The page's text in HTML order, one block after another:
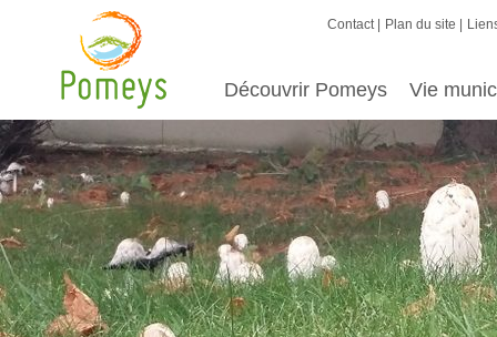
Contact Plan du site
Découvrir Pomeys Vie